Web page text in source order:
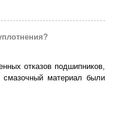
отказов подшипников,
материал были